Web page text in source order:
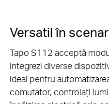
Versatil în
Tapo S112 acceptă
integrezi diverse
ideal pentru
comutator, controlați